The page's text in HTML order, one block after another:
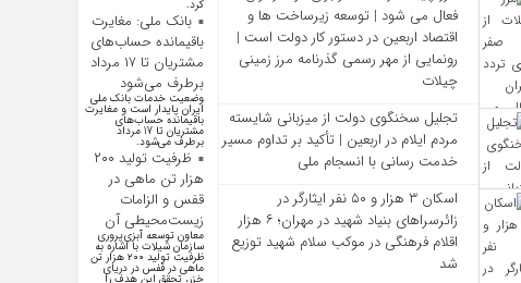
فعال می‌ شود | توسعه زیرساخت‌ ها و
اقتصاد اربعین در دستور کار دولت است |
رونمایی از مهر رسمی گذرنامه مرز زمینی
چیلات
تجلیل سخنگوی دولت از میزبانی شایسته
مردم ایلام در اربعین | تأکید بر تداوم مسیر
خدمت‌ رسانی با انسجام ملی
اسکان ۳ هزار و ۵۰ نفر ایثارگر در
زائرسراهای بنیاد شهید در مهران؛ ۶ هزار
اقلام فرهنگی در موکب سلام شهید توزیع
شد
کرد.
بانک ملی: مغایرت
باقیمانده حساب‌های
مشتریان تا ۱۷ مرداد
برطرف می‌شود
وضعیت خدمات بانک ملی
ایران پایدار است و مغایرت‌
باقیمانده حساب‌های
مشتریان تا 17 مرداد
برطرف می‌شود.
ظرفیت تولید ۲۰۰
هزار تن ماهی در
قفس و الزامات
زیست‌محیطی آن
معاون توسعه آبزی‌پروری
سازمان شیلات با اشاره به
ظرفیت تولید ۲۰۰ هزار تن
ماهی در قفس در دریای
خزر، تحقق این هدف را